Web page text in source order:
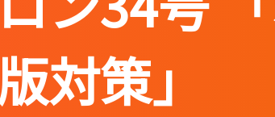
対策」